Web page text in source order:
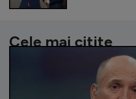
Cele mai citite